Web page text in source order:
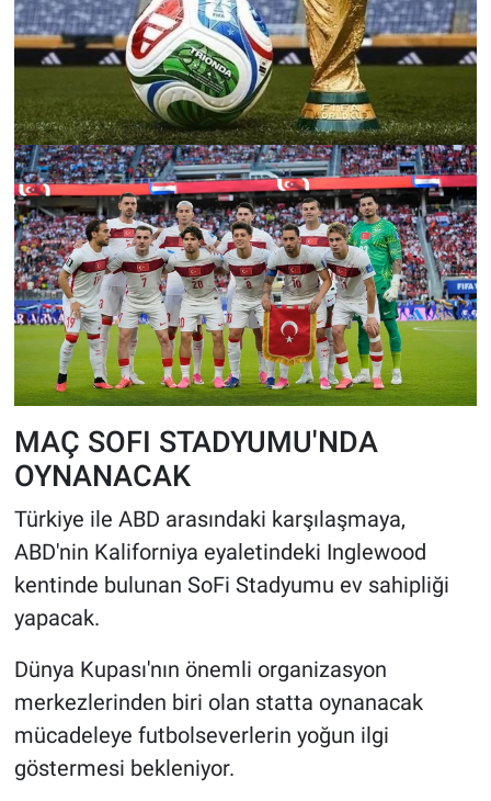
MAÇ SOFI STADYUMU'NDA
OYNANACAK
Türkiye ile ABD arasındaki karşılaşmaya,
ABD'nin Kaliforniya eyaletindeki Inglewood
kentinde bulunan SoFi Stadyumu ev sahipliği
yapacak.
Dünya Kupası'nın önemli organizasyon
merkezlerinden biri olan statta oynanacak
mücadeleye futbolseverlerin yoğun ilgi
göstermesi bekleniyor.